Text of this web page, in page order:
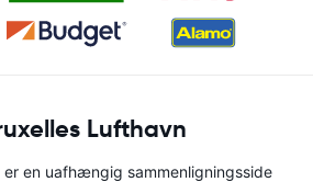
Lufthavn
er en uafhængig sammenligningsside